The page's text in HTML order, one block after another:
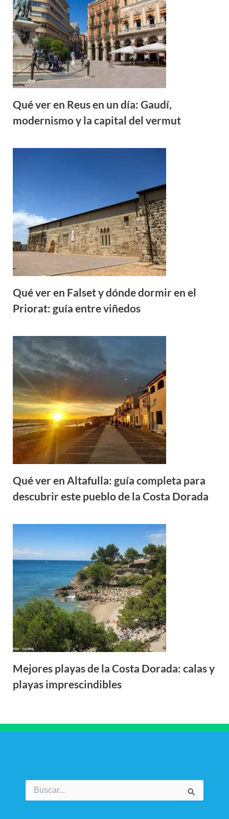
Qué ver en Reus en un día: Gaudí,
modernismo y la capital del vermut
Qué ver en Falset y dónde dormir en el
Priorat: guía entre viñedos
Qué ver en Altafulla: guía completa para
descubrir este pueblo de la Costa Dorada
Mejores playas de la Costa Dorada: calas y
playas imprescindibles
por: